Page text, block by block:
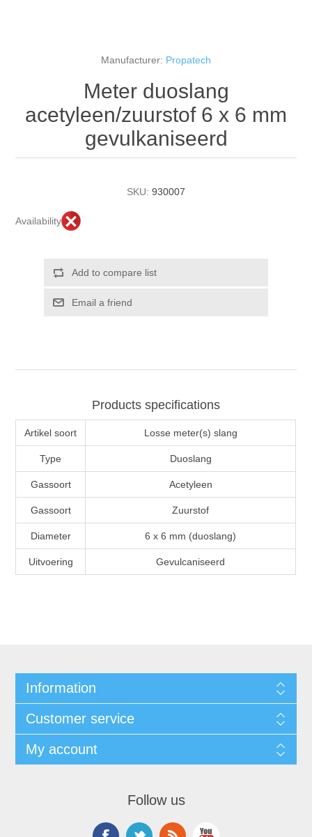
Manufacturer: Propatech
Meter duoslang
acetyleen/zuurstof 6 x 6 mm
gevulkaniseerd
SKU: 930007
Availability
Products specifications
Artikel soort Losse meter(s) slang
Type Duoslang
Gassoort Acetyleen
Gassoort Zuurstof
Diameter 6 x 6 mm (duoslang)
Uitvoering Gevulcaniseerd
Information
Customer service
My account
Follow us